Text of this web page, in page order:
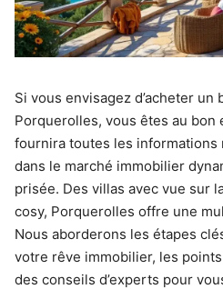
Si vous envisagez d’acheter un
Porquerolles, vous êtes au bon
fournira toutes les
dans le marché immobilier
prisée. Des villas avec vue sur
cosy, Porquerolles offre une
Nous aborderons les étapes
votre rêve immobilier, les
des conseils d’experts pour